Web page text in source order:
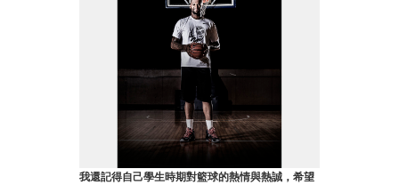
我還記得自己學生時期對籃球的熱情與熱誠，希望